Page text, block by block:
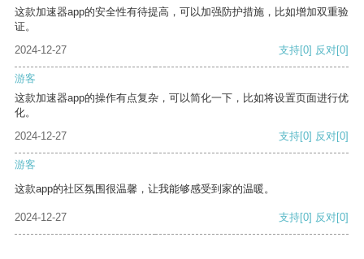
这款加速器app的安全性有待提高，可以加强防护措施，比如增加双重验
证。
2024-12-27
支持[0] 反对[0]
游客
这款加速器app的操作有点复杂，可以简化一下，比如将设置页面进行优
化。
2024-12-27
支持[0] 反对[0]
游客
这款app的社区氛围很温馨，让我能够感受到家的温暖。
2024-12-27 支持[0] 反对[0]